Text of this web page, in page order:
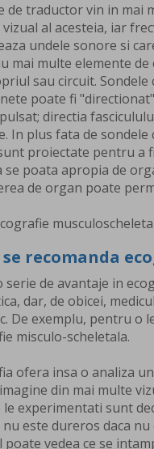
de traductor vin in mai
vizual al acesteia, iar
undele sonore si
mai multe elemente
sau circuit. Sondele
poate fi
directia
In plus fata de
proiectate pentru a
se poata apropia de
de organ poate
se recomanda
serie de avantaje in
dar, de obicei,
De exemplu, pentru o
misculo-scheletala.
ofera insa o analiza
din mai multe
le experimentati sunt
este dureros daca
poate vedea ce se